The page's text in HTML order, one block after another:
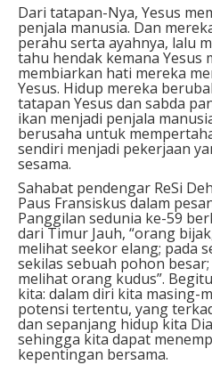
Dari tatapan-Nya, Yesus
penjala manusia. Dan
perahu serta ayahnya, lalu
tahu hendak kemana Yesus
membiarkan hati mereka
Yesus. Hidup mereka
tatapan Yesus dan sabda
ikan menjadi penjala
berusaha untuk
sendiri menjadi pekerjaan
sesama.
Sahabat pendengar ReSi
Paus Fransiskus dalam
Panggilan sedunia ke-59
dari Timur Jauh, “orang
melihat seekor elang; pada
sekilas sebuah pohon
melihat orang kudus”.
kita: dalam diri kita masing-
potensi tertentu, yang
dan sepanjang hidup kita
sehingga kita dapat
kepentingan bersama.